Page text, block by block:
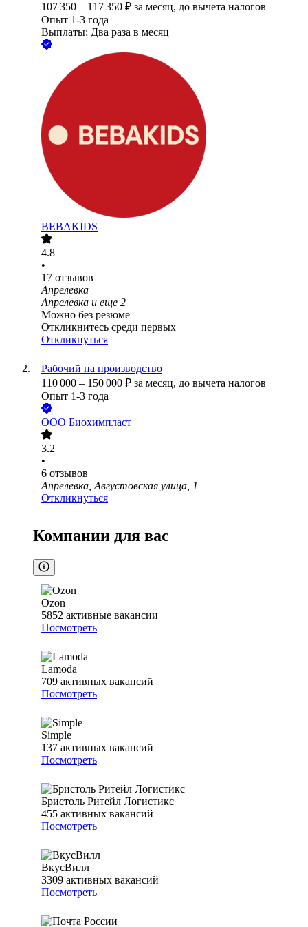
107 350 – 117 350 ₽ за месяц, до вычета налогов
Опыт 1-3 года
Выплаты: Два раза в месяц
BEBAKIDS
4.8
•
17 отзывов
Апрелевка
Апрелевка и еще 2
Можно без резюме
Откликнитесь среди первых
Откликнуться
Рабочий на производство
110 000 – 150 000 ₽ за месяц, до вычета налогов
Опыт 1-3 года
ООО Биохимпласт
3.2
•
6 отзывов
Апрелевка, Августовская улица, 1
Откликнуться
Компании для вас
Ozon
5852 активные вакансии
Посмотреть
Lamoda
709 активных вакансий
Посмотреть
Simple
137 активных вакансий
Посмотреть
Бристоль Ритейл Логистикс
455 активных вакансий
Посмотреть
ВкусВилл
3309 активных вакансий
Посмотреть